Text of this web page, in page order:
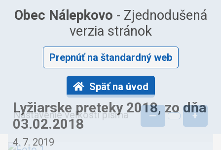
Obec Nálepkovo - Zjednodušená
verzia stránok
Prepnúť na štandardný web
Späť na úvod
Nastavenie veľkosti písma — +
Lyžiarske preteky 2018, zo dňa
03.02.2018
4. 7. 2019